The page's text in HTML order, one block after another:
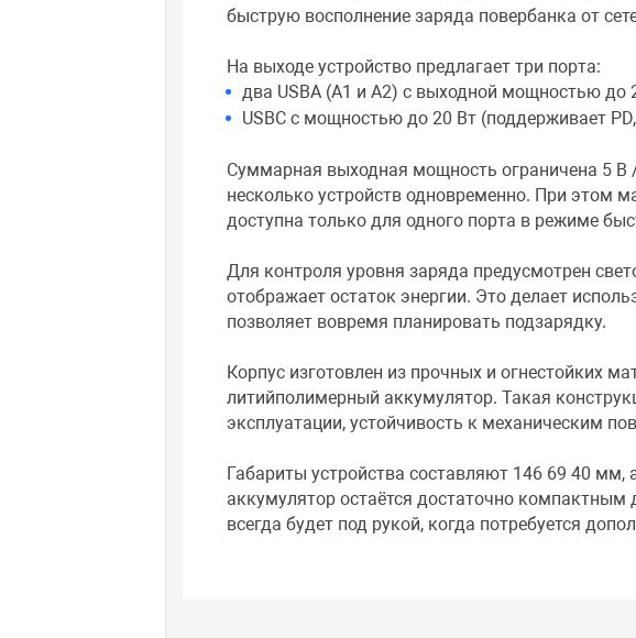
быструю восполнение заряда повербанка от
На выходе устройство предлагает три порта:
два USBA (A1 и A2) с выходной мощностью до
USBC с мощностью до 20 Вт (поддерживает PD,
Суммарная выходная мощность ограничена 5 В
несколько устройств одновременно. При этом
доступна только для одного порта в режиме
Для контроля уровня заряда предусмотрен
отображает остаток энергии. Это делает
позволяет вовремя планировать подзарядку.
Корпус изготовлен из прочных и огнестойких
литийполимерный аккумулятор. Такая
эксплуатации, устойчивость к механическим
Габариты устройства составляют 146 69 40
аккумулятор остаётся достаточно
всегда будет под рукой, когда потребуется